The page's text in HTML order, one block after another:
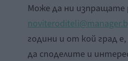
Може да ни
години и от кой град
да споделите и